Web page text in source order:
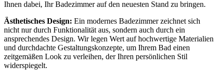
Ihnen dabei, Ihr Badezimmer auf den neuesten Stand zu bringen.
Ästhetisches Design: Ein modernes Badezimmer zeichnet sich
nicht nur durch Funktionalität aus, sondern auch durch ein
ansprechendes Design. Wir legen Wert auf hochwertige Materialien
und durchdachte Gestaltungskonzepte, um Ihrem Bad einen
zeitgemäßen Look zu verleihen, der Ihren persönlichen Stil
widerspiegelt.